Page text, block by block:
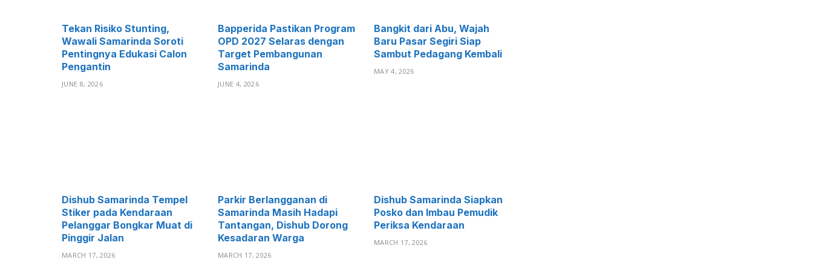
Tekan Risiko Stunting,
Wawali Samarinda Soroti
Pentingnya Edukasi Calon
Pengantin
JUNE 8, 2026
Bapperida Pastikan Program
OPD 2027 Selaras dengan
Target Pembangunan
Samarinda
JUNE 4, 2026
Bangkit dari Abu, Wajah
Baru Pasar Segiri Siap
Sambut Pedagang Kembali
MAY 4, 2026
Dishub Samarinda Tempel
Stiker pada Kendaraan
Pelanggar Bongkar Muat di
Pinggir Jalan
MARCH 17, 2026
Parkir Berlangganan di
Samarinda Masih Hadapi
Tantangan, Dishub Dorong
Kesadaran Warga
MARCH 17, 2026
Dishub Samarinda Siapkan
Posko dan Imbau Pemudik
Periksa Kendaraan
MARCH 17, 2026